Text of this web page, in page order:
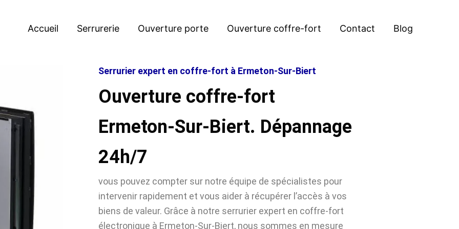
Accueil Serrurerie Ouverture porte Ouverture coffre-fort Contact Blog
Serrurier expert en coffre-fort à Ermeton-Sur-Biert
Ouverture coffre-fort
Ermeton-Sur-Biert. Dépannage
24h/7
vous pouvez compter sur notre équipe de spécialistes pour
intervenir rapidement et vous aider à récupérer l’accès à vos
biens de valeur. Grâce à notre serrurier expert en coffre-fort
électronique à Ermeton-Sur-Biert, nous sommes en mesure